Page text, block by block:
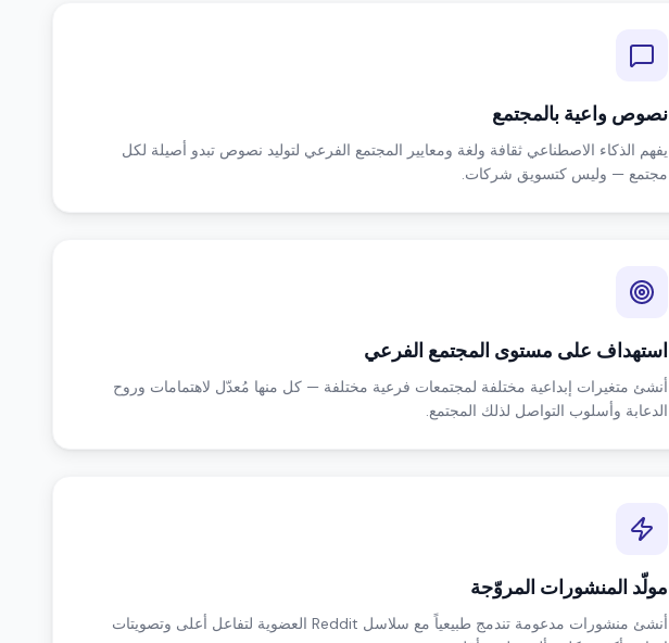
نصوص واعية بالمجتمع
يفهم الذكاء الاصطناعي ثقافة ولغة ومعايير المجتمع الفرعي لتوليد نصوص تبدو أصيلة لكل
مجتمع — وليس كتسويق شركات.
استهداف على مستوى المجتمع الفرعي
أنشئ متغيرات إبداعية مختلفة لمجتمعات فرعية مختلفة — كل منها مُعدّل لاهتمامات وروح
الدعابة وأسلوب التواصل لذلك المجتمع.
مولّد المنشورات المروّجة
أنشئ منشورات مدعومة تندمج طبيعياً مع سلاسل Reddit العضوية لتفاعل أعلى وتصويتات